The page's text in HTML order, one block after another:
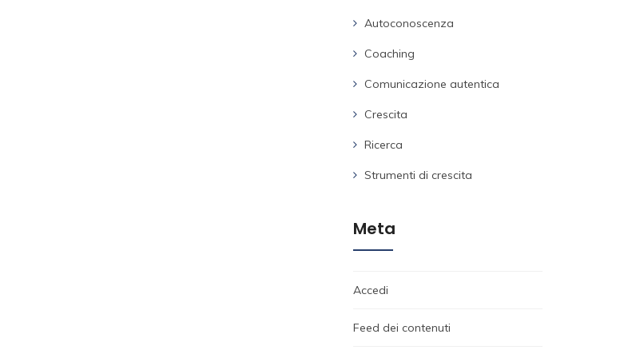
Autoconoscenza
Coaching
Comunicazione autentica
Crescita
Ricerca
Strumenti di crescita
Meta
Accedi
Feed dei contenuti